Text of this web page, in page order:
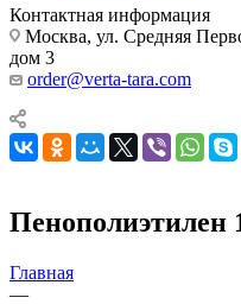
Контактная информация
Москва, ул. Средняя
дом 3
order@verta-tara.com
Пенополиэтилен
Главная
—